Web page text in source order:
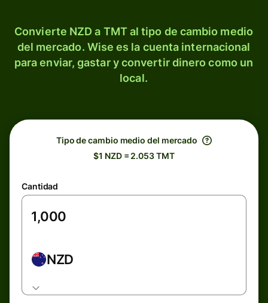
Convierte NZD a TMT al tipo de cambio medio
del mercado. Wise es la cuenta internacional
para enviar, gastar y convertir dinero como un
local.
Tipo de cambio medio del mercado
$1 NZD = 2.053 TMT
Cantidad
NZD